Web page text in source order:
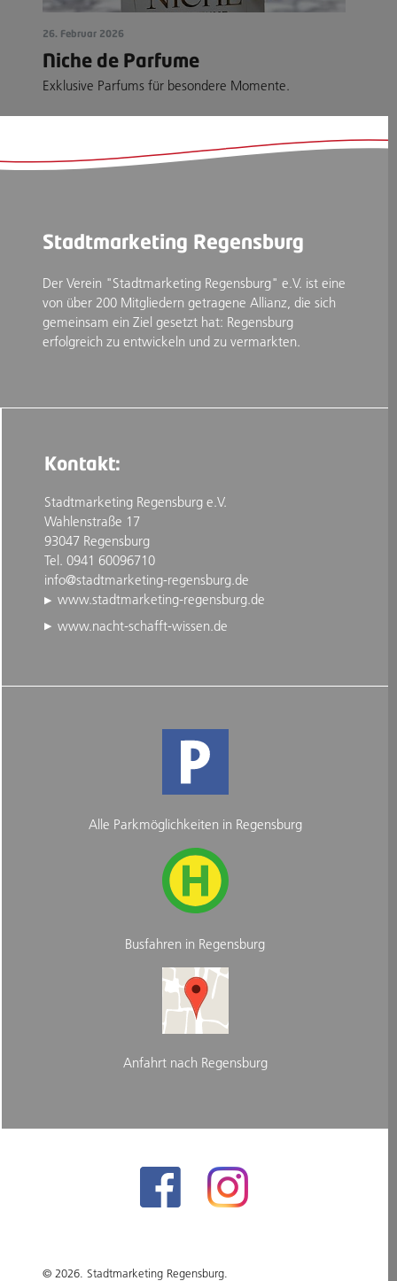
26. Februar 2026
Niche de Parfume
Exklusive Parfums für besondere Momente.
Stadtmarketing Regensburg
Der Verein "Stadtmarketing Regensburg" e.V. ist eine
von über 200 Mitgliedern getragene Allianz, die sich
gemeinsam ein Ziel gesetzt hat: Regensburg
erfolgreich zu entwickeln und zu vermarkten.
Kontakt:
Stadtmarketing Regensburg e.V.
Wahlenstraße 17
93047 Regensburg
Tel. 0941 60096710
info@stadtmarketing-regensburg.de
www.stadtmarketing-regensburg.de
www.nacht-schafft-wissen.de
Alle Parkmöglichkeiten in Regensburg
Busfahren in Regensburg
Anfahrt nach Regensburg
© 2026. Stadtmarketing Regensburg.